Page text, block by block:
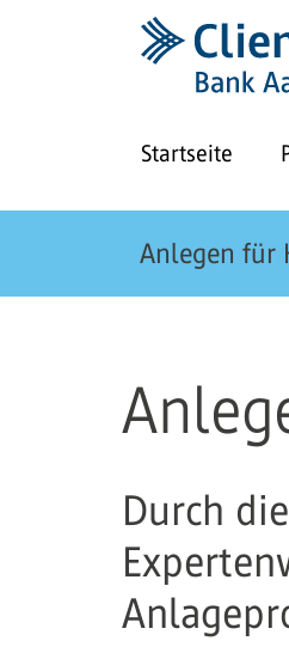
Startseite
Anlegen für
Durch